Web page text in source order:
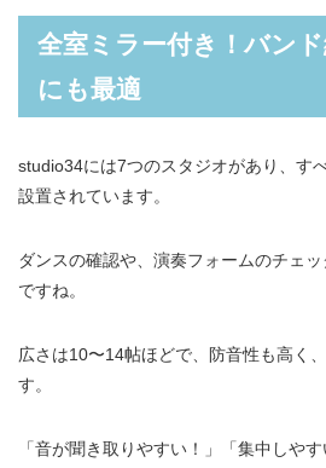
全室ミラー付き！バン
にも最適
studio34には7つのスタジオがあり、す
設置されています。
ダンスの確認や、演奏フォームのチェ
ですね。
広さは10〜14帖ほどで、防音性も高く
す。
「音が聞き取りやすい！」「集中しや